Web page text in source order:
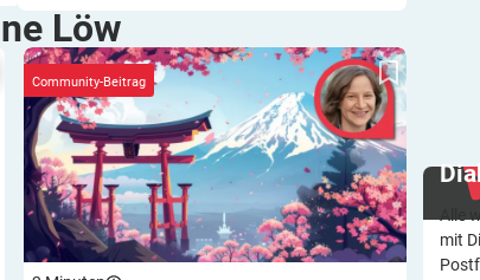
Löw
Kolumne „Fernweh“: Einmal vegetarisch, bitte!
Community-Beitrag
Alle
mit